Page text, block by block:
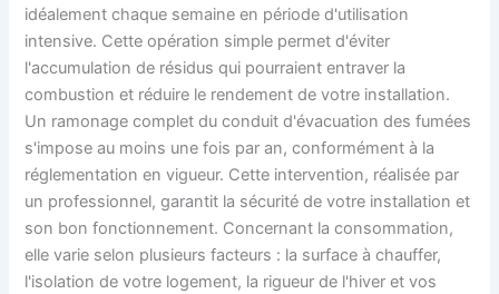
idéalement chaque semaine en période d'utilisation
intensive. Cette opération simple permet d'éviter
l'accumulation de résidus qui pourraient entraver la
combustion et réduire le rendement de votre installation.
Un ramonage complet du conduit d'évacuation des fumées
s'impose au moins une fois par an, conformément à la
réglementation en vigueur. Cette intervention, réalisée par
un professionnel, garantit la sécurité de votre installation et
son bon fonctionnement. Concernant la consommation,
elle varie selon plusieurs facteurs : la surface à chauffer,
l'isolation de votre logement, la rigueur de l'hiver et vos